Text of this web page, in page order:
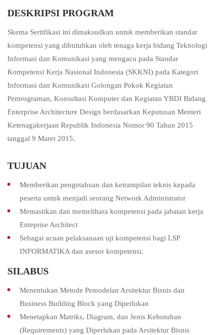
DESKRIPSI PROGRAM
Skema Sertifikasi ini dimaksudkan untuk memberikan standar
kompetensi yang dibutuhkan oleh tenaga kerja bidang Teknologi
Informasi dan Komunikasi yang mengacu pada Standar
Kompetensi Kerja Nasional Indonesia (SKKNI) pada Kategori
Informasi dan Komunikasi Golongan Pokok Kegiatan
Pemrograman, Konsultasi Komputer dan Kegiatan YBDI Bidang
Enterprise Architecture Design berdasarkan Keputusan Menteri
Ketenagakerjaan Republik Indonesia Nomor 90 Tahun 2015
tanggal 9 Maret 2015.
TUJUAN
Memberikan pengetahuan dan ketrampilan teknis kepada
peserta untuk menjadi seorang Network Administrator
Memastikan dan memelihara kompetensi pada jabatan kerja
Enteprise Architect
Sebagai acuan pelaksanaan uji kompetensi bagi LSP
INFORMATIKA dan asesor kompetensi.
SILABUS
Menentukan Metode Pemodelan Arsitektur Bisnis dan
Business Building Block yang Diperlukan
Menetapkan Matriks, Diagram, dan Jenis Kebutuhan
(Requirements) yang Diperlukan pada Arsitektur Bisnis